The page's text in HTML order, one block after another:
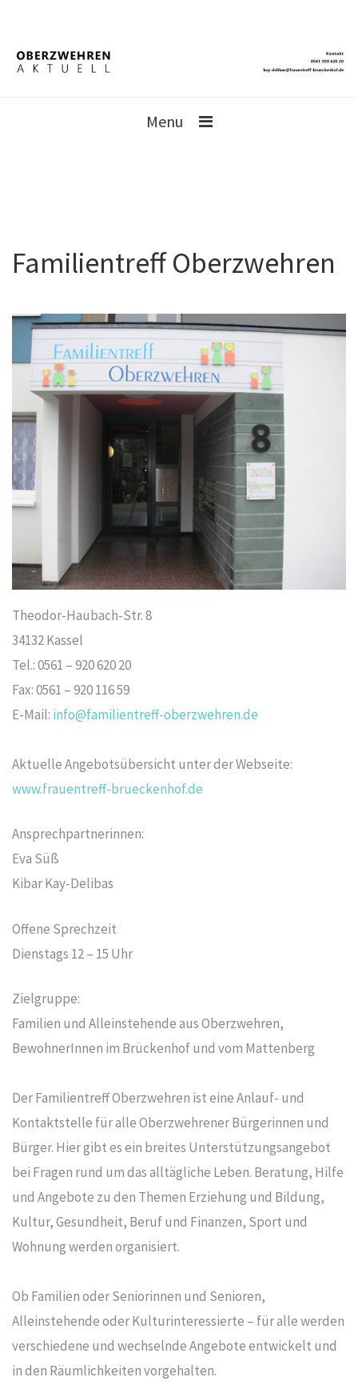
Menu
Familientreff Oberzwehren
Theodor-Haubach-Str. 8
34132 Kassel
Tel.: 0561 – 920 620 20
Fax: 0561 – 920 116 59
E-Mail: info@familientreff-oberzwehren.de
Aktuelle Angebotsübersicht unter der Webseite:
www.frauentreff-brueckenhof.de
Ansprechpartnerinnen:
Eva Süß
Kibar Kay-Delibas
Offene Sprechzeit
Dienstags 12 – 15 Uhr
Zielgruppe:
Familien und Alleinstehende aus Oberzwehren,
BewohnerInnen im Brückenhof und vom Mattenberg
Der Familientreff Oberzwehren ist eine Anlauf- und
Kontaktstelle für alle Oberzwehrener Bürgerinnen und
Bürger. Hier gibt es ein breites Unterstützungsangebot
bei Fragen rund um das alltägliche Leben. Beratung, Hilfe
und Angebote zu den Themen Erziehung und Bildung,
Kultur, Gesundheit, Beruf und Finanzen, Sport und
Wohnung werden organisiert.
Ob Familien oder Seniorinnen und Senioren,
Alleinstehende oder Kulturinteressierte – für alle werden
verschiedene und wechselnde Angebote entwickelt und
in den Räumlichkeiten vorgehalten.